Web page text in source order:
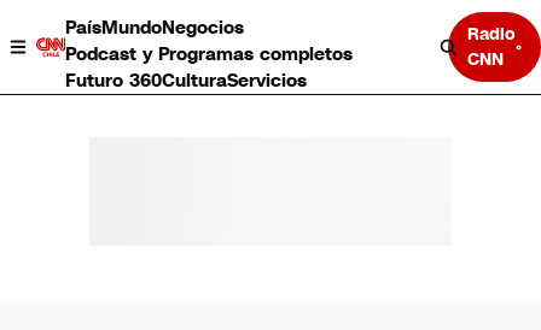
PaísMundoNegocios
Podcast y Programas completos
Futuro 360CulturaServicios
Radio
CNN